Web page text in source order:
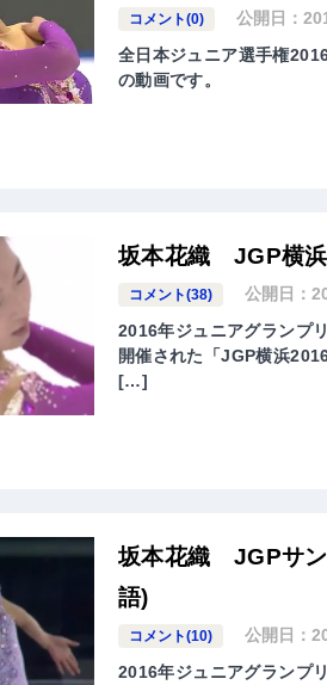
コメント(0) 公開日：
全日本ジュニア選手権
の動画です。
坂本花織 JGP横
コメント(38) 公開日：
2016年ジュニアグランプ
開催された「JGP横浜
[…]
坂本花織 JGPサ
語)
コメント(10) 公開日：
2016年ジュニアグランプ